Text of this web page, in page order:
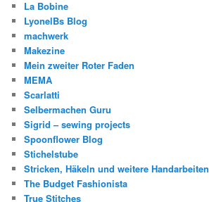
La Bobine
LyonelBs Blog
machwerk
Makezine
Mein zweiter Roter Faden
MEMA
Scarlatti
Selbermachen Guru
Sigrid – sewing projects
Spoonflower Blog
Stichelstube
Stricken, Häkeln und weitere Handarbeiten
The Budget Fashionista
True Stitches